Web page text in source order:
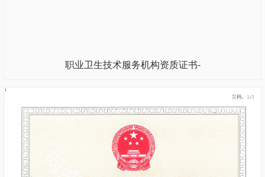
职业卫生技术服务机构资质证书-